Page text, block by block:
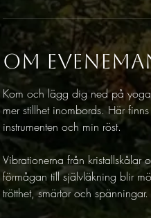
Om
Kom och lägg dig ned på
mer stillhet inombords. Här
instrumenten och min röst.
Vibrationerna från
förmågan till självläkning blir
trötthet, smärtor och